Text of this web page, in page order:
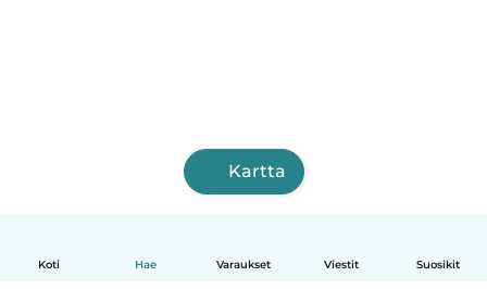
Koti Hae Varaukset Viestit Suosikit
Kartta